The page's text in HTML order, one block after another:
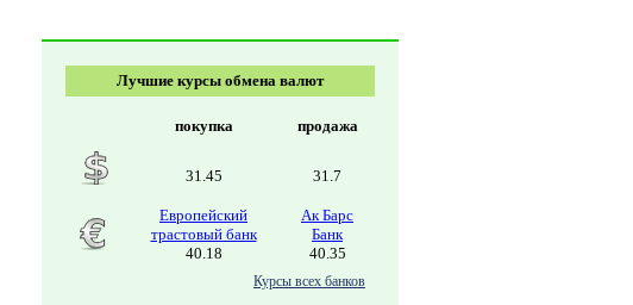
Лучшие курсы обмена валют
покупка продажа
31.45 31.7
Европейский
трастовый банк
40.18
Ак Барс
Банк
40.35
Курсы всех банков